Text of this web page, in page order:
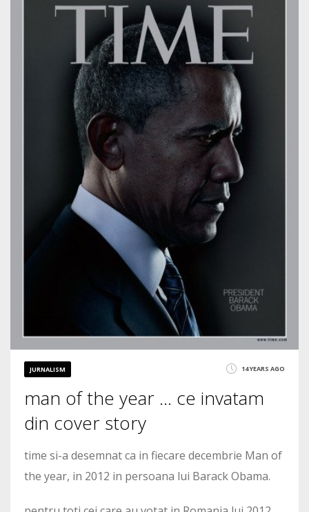
JURNALISM 14 YEARS AGO
man of the year … ce invatam
din cover story
time si-a desemnat ca in fiecare decembrie Man of
the year, in 2012 in persoana lui Barack Obama.